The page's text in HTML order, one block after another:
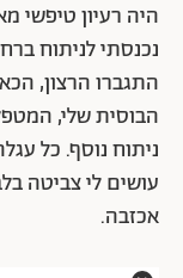
היה רעיון טיפשי
נכנסתי לניתוח
התגברו הרצון,
הבוסית שלי,
ניתוח נוסף. כל
עושים לי צביטה
אכזבה.